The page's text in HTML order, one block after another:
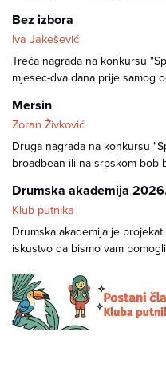
Bez izbora
Iva Jakešević
Treća nagrada na konkursu
mjesec-dva dana prije samog
Mersin
Zoran Živković
Druga nagrada na konkursu
broadbean ili na srpskom bob
Drumska akademija
Klub putnika
Drumska akademija je
iskustvo da bismo vam